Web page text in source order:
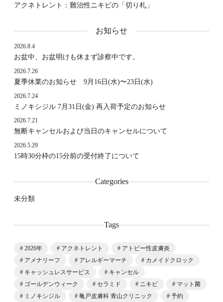
アクネトレント：難治性ニキビの「切り札」
お知らせ
お盆中、お盆明けも休まず診察中です。
2026.8.4
夏季休業のお知らせ 9月16日(水)〜23日(水)
2026.7.26
ミノキシジル 7月31日(金) 再入荷予定のお知らせ
2026.7.24
無断キャンセルおよび当日のキャンセルについて
2026.7.21
15時30分枠の15分前の受付終了について
2026.5.29
Categories
未分類
Tags
2026年 アクネトレント
アトピー性皮膚炎
アメナリーフ
アレルギーマーチ
カメイドクロック
キャッシュレスサービス
キャンセル
ゴールデンウィーク
セラミド ニキビ
マット菌
ミノキシジル
亀戸皮膚科 青山クリニック
予約